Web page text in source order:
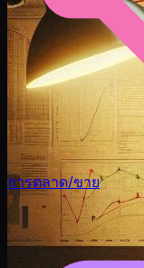
การตลาด/ขาย